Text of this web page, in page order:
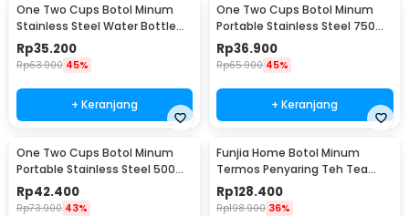
One Two Cups Botol Minum
Stainless Steel Water Bottle
300ml - YM006
Rp35.200
Rp63.900 45%
+ Keranjang
One Two Cups Botol Minum
Portable Stainless Steel 750ml
- YM006
Rp36.900
Rp65.900 45%
+ Keranjang
One Two Cups Botol Minum
Portable Stainless Steel 500ml
- YM006
Rp42.400
Rp73.900 43%
Funjia Home Botol Minum
Termos Penyaring Teh Tea
Infuser 520ml
Rp128.400
Rp198.900 36%